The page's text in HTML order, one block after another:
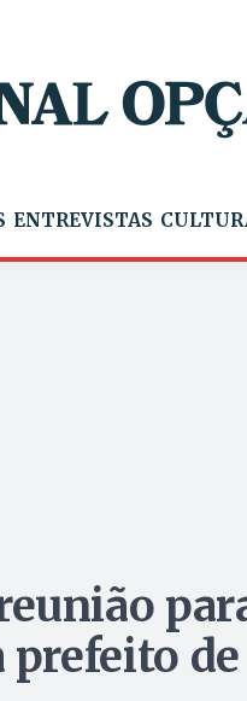
ENTREVISTAS
prefeito de